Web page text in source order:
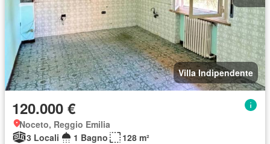
Villa Indipendente
120.000 €
Noceto, Reggio Emilia
3 Locali
1 Bagno 128 m²